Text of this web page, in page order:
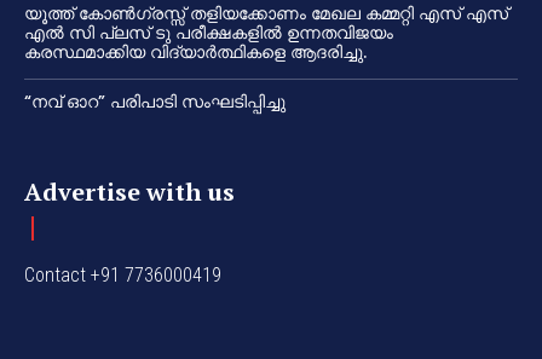
യൂത്ത് കോൺഗ്രസ്സ് തളിയക്കോണം മേഖല കമ്മറ്റി എസ് എസ്
എൽ സി പ്ലസ് ടു പരീക്ഷകളിൽ ഉന്നതവിജയം
കരസ്ഥമാക്കിയ വിദ്യാർത്ഥികളെ ആദരിച്ചു.
“നവ് ഓറ” പരിപാടി സംഘടിപ്പിച്ചു
Advertise with us
Contact +91 7736000419